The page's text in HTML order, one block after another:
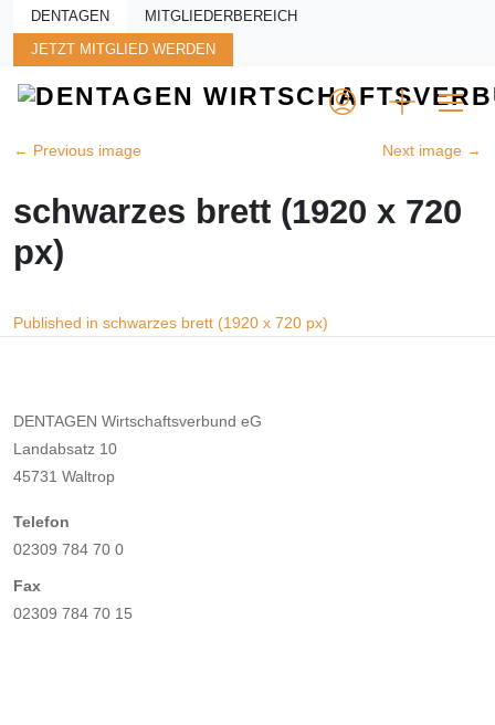
Skip to main content
DENTAGEN MITGLIEDERBEREICH
JETZT MITGLIED WERDEN
← Previous image Next image →
schwarzes brett (1920 x 720
px)
Beitragsnavigation
Published in schwarzes brett (1920 x 720 px)
DENTAGEN Wirtschaftsverbund eG
Landabsatz 10
45731 Waltrop
Telefon
02309 784 70 0
Fax
02309 784 70 15